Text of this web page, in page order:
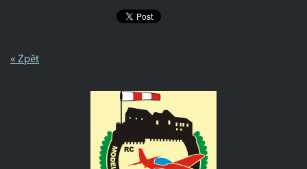
« Zpět